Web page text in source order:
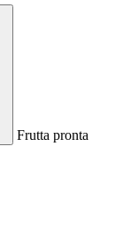
Frutta pronta